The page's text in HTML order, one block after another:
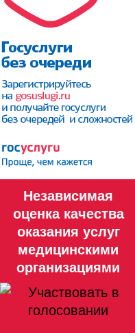
Независимая
оценка качества
оказания услуг
медицинскими
организациями